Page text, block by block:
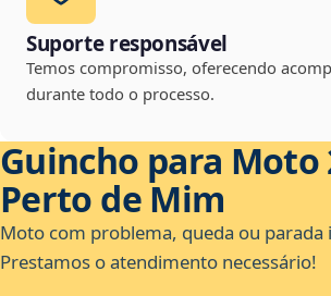
Suporte responsável
Temos compromisso, oferecendo
durante todo o processo.
Guincho para Moto
Perto de Mim
Moto com problema, queda ou parada
Prestamos o atendimento necessário!